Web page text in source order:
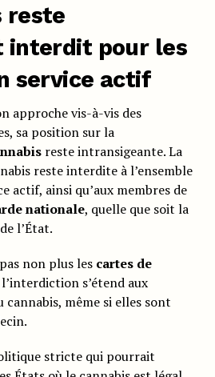
reste
pour les
service actif
approche vis-à-vis des
sa position sur la
reste intransigeante. La
reste interdite à l’ensemble
actif, ainsi qu’aux membres de
nationale, quelle que soit la
l’État.
non plus les cartes de
s’étend aux
cannabis, même si elles sont
stricte qui pourrait